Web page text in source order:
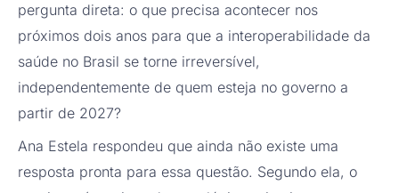
pergunta direta: o que precisa acontecer nos
próximos dois anos para que a interoperabilidade da
saúde no Brasil se torne irreversível,
independentemente de quem esteja no governo a
partir de 2027?
Ana Estela respondeu que ainda não existe uma
resposta pronta para essa questão. Segundo ela, o